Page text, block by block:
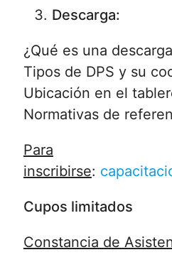
Descarga:
¿Qué es una
Tipos de DPS y su
Ubicación en el
Normativas de
Para
inscribirse:
Cupos limitados
Constancia de